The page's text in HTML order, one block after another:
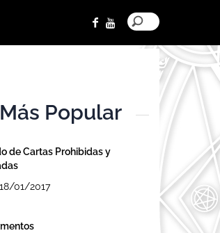
Más Popular
de Cartas Prohibidas y
18/01/2017